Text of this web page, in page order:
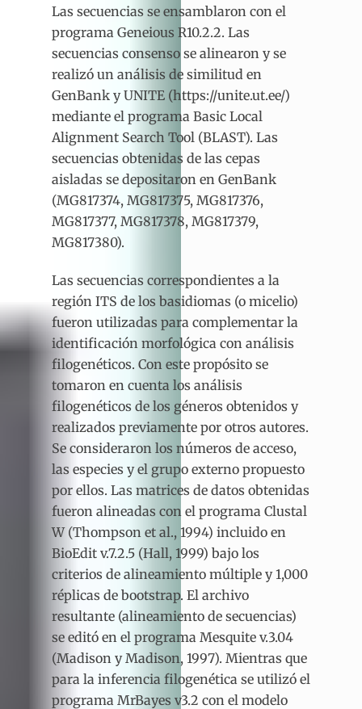
Las secuencias se ensamblaron con el
programa Geneious R10.2.2. Las
secuencias consenso se alinearon y se
realizó un análisis de similitud en
GenBank y UNITE (https://unite.ut.ee/)
mediante el programa Basic Local
Alignment Search Tool (BLAST). Las
secuencias obtenidas de las cepas
aisladas se depositaron en GenBank
(MG817374, MG817375, MG817376,
MG817377, MG817378, MG817379,
MG817380).
Las secuencias correspondientes a la
región ITS de los basidiomas (o micelio)
fueron utilizadas para complementar la
identificación morfológica con análisis
filogenéticos. Con este propósito se
tomaron en cuenta los análisis
filogenéticos de los géneros obtenidos y
realizados previamente por otros autores.
Se consideraron los números de acceso,
las especies y el grupo externo propuesto
por ellos. Las matrices de datos obtenidas
fueron alineadas con el programa Clustal
W (Thompson et al., 1994) incluido en
BioEdit v.7.2.5 (Hall, 1999) bajo los
criterios de alineamiento múltiple y 1,000
réplicas de bootstrap. El archivo
resultante (alineamiento de secuencias)
se editó en el programa Mesquite v.3.04
(Madison y Madison, 1997). Mientras que
para la inferencia filogenética se utilizó el
programa MrBayes v3.2 con el modelo